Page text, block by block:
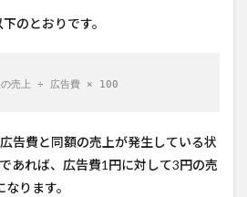
のとおりです。
の売上 ÷ 広告費 × 100
告費と同額の売上が発生している状
あれば、広告費1円に対して3円の売
ります。